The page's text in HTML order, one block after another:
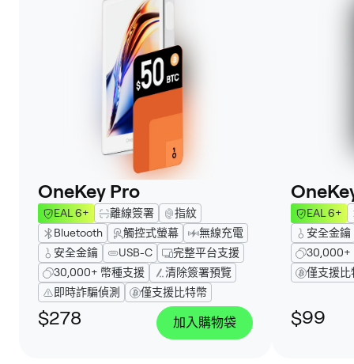
OneKey Pro
EAL 6+ 離線簽署
指紋
Bluetooth
觸控式螢幕
無線充電
安全金鑰
USB-C
完整平台支援
30,000+ 幣種支援
清除簽署預覽
即時詐騙偵測
僅支援比特幣
$278 加入購物袋
EAL 6+
安全金鑰
30,000+
僅支援比
$99